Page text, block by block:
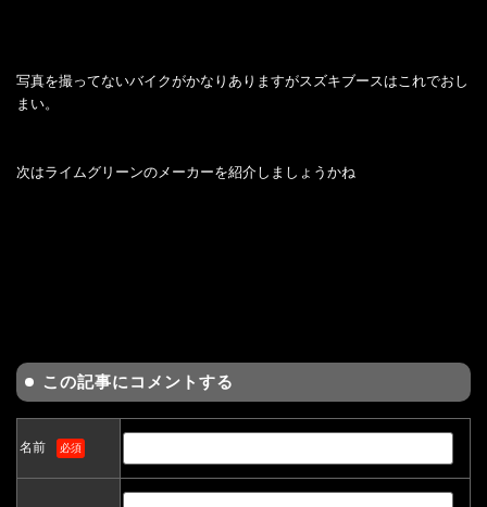
写真を撮ってないバイクがかなりありますがスズキブースはこれでおし
まい。
次はライムグリーンのメーカーを紹介しましょうかね
この記事にコメントする
名前 必須